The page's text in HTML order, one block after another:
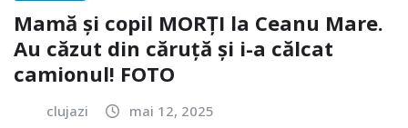
Mamă și copil MORȚI la Ceanu Mare.
Au căzut din căruță și i-a călcat
camionul! FOTO
clujazi mai 12, 2025